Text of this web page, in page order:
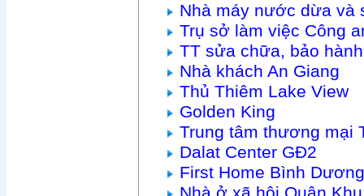
Nhà máy nước dừa và
Trụ sở làm việc Công
TT sửa chữa, bảo
Nhà khách An Giang
Thủ Thiêm Lake View
Golden King
Trung tâm thương mại
Dalat Center GĐ2
First Home Bình